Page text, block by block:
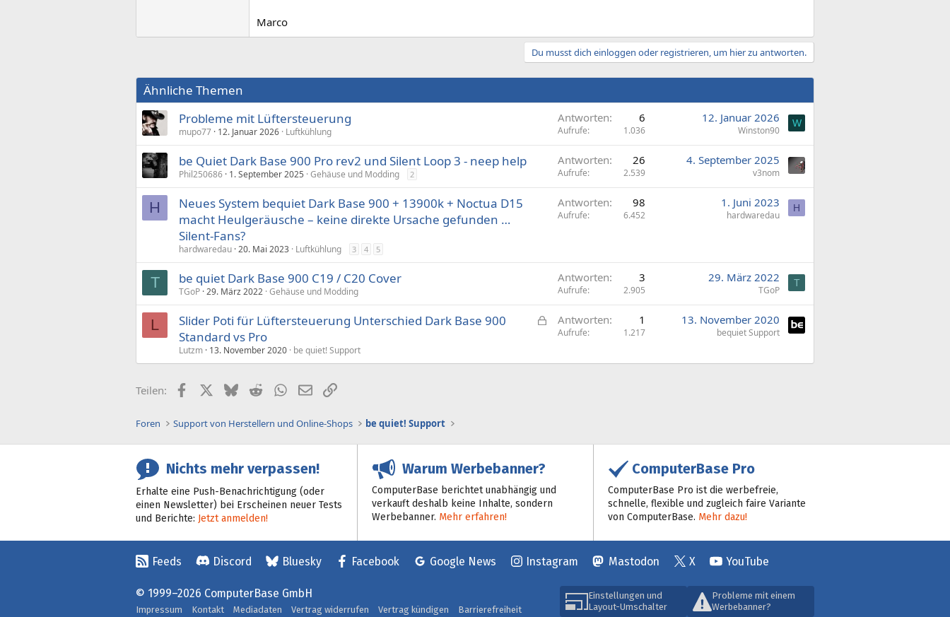
Marco
Du musst dich einloggen oder registrieren, um hier zu antworten.
Ähnliche Themen
Probleme mit Lüftersteuerung
mupo77 12. Januar 2026 Luftkühlung
Antworten 6
Aufrufe 1.036
12. Januar 2026
Winston90
W
be Quiet Dark Base 900 Pro rev2 und Silent Loop 3 - neep help
Phil250686 1. September 2025 Gehäuse und Modding 2
Antworten 26
Aufrufe 2.539
4. September 2025
v3nom
H
Neues System bequiet Dark Base 900 + 13900k + Noctua D15
macht Heulgeräusche – keine direkte Ursache gefunden …
Silent-Fans?
hardwaredau 20. Mai 2023 Luftkühlung 3 4 5
Antworten 98
Aufrufe 6.452
1. Juni 2023
hardwaredau
H
T be quiet Dark Base 900 C19 / C20 Cover
TGoP 29. März 2022 Gehäuse und Modding
Antworten 3
Aufrufe 2.905
29. März 2022
TGoP
T
L
G
p
Slider Poti für Lüftersteuerung Unterschied Dark Base 900
Standard vs Pro
Lutzm 13. November 2020 be quiet! Support
Antworten 1
Aufrufe 1.217
13. November 2020
bequiet Support
Teilen: FacebookX (Twitter)
BlueskyRedditWhatsApp
E-MailLink
Foren Support von Herstellern und Online-Shops be quiet! Support
Nichts mehr verpassen!
Erhalte eine Push-Benachrichtigung (oder
einen Newsletter) bei Erscheinen neuer Tests
und Berichte: Jetzt anmelden!
Warum Werbebanner?
ComputerBase berichtet unabhängig und
verkauft deshalb keine Inhalte, sondern
Werbebanner. Mehr erfahren!
ComputerBase Pro
ComputerBase Pro ist die werbefreie,
schnelle, flexible und zugleich faire Variante
von ComputerBase. Mehr dazu!
Feeds Discord Bluesky Facebook Google News Instagram Mastodon X YouTube
Einstellungen und
Layout-Umschalter
Probleme mit einem
Werbebanner?
© 1999–2026 ComputerBase GmbH
Impressum Kontakt Mediadaten Vertrag widerrufen Vertrag kündigen Barrierefreiheit